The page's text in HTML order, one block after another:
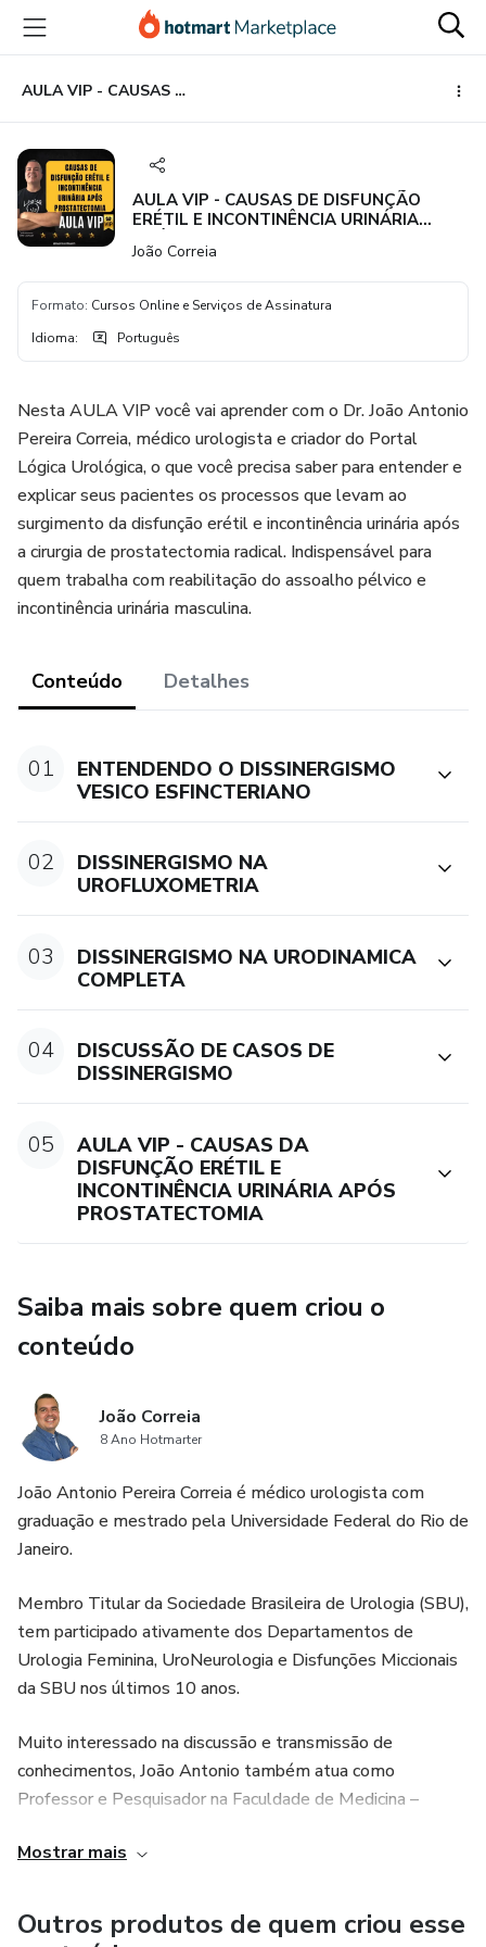
para
conteúdo
principal
para
pagamento
para
rodapé
AULA VIP - CAUSAS DE DISFUNÇÃO ERÉTIL E INCONTINÊNCIA URINÁRIA APÓS PROSTATECTOMIA
AULA VIP - CAUSAS DE DISFUNÇÃO
ERÉTIL E INCONTINÊNCIA URINÁRIA
João Correia
Formato: Cursos Online e Serviços de Assinatura
Idioma: Português
Nesta AULA VIP você vai aprender com o Dr. João Antonio
Pereira Correia, médico urologista e criador do Portal
Lógica Urológica, o que você precisa saber para entender e
explicar seus pacientes os processos que levam ao
surgimento da disfunção erétil e incontinência urinária após
a cirurgia de prostatectomia radical. Indispensável para
quem trabalha com reabilitação do assoalho pélvico e
incontinência urinária masculina.
Conteúdo Detalhes
01
ENTENDENDO O DISSINERGISMO
VESICO ESFINCTERIANO
02
DISSINERGISMO NA
UROFLUXOMETRIA
03
DISSINERGISMO NA URODINAMICA
COMPLETA
04
DISCUSSÃO DE CASOS DE
DISSINERGISMO
05
AULA VIP - CAUSAS DA
DISFUNÇÃO ERÉTIL E
INCONTINÊNCIA URINÁRIA APÓS
PROSTATECTOMIA
Saiba mais sobre quem criou o
conteúdo
João Correia
8 Ano Hotmarter
João Antonio Pereira Correia é médico urologista com
graduação e mestrado pela Universidade Federal do Rio de
Janeiro.
Membro Titular da Sociedade Brasileira de Urologia (SBU),
tem participado ativamente dos Departamentos de
Urologia Feminina, UroNeurologia e Disfunções Miccionais
da SBU nos últimos 10 anos.
Muito interessado na discussão e transmissão de
conhecimentos, João Antonio também atua como
Professor e Pesquisador na Faculdade de Medicina –
Cursos de Pós-Graduação em Fisioterapia do Assoalho
Com mais de 3000 exames urodinâmicos realizados,
Mostrar mais
Outros produtos de quem criou esse